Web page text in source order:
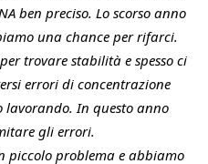
ben preciso. Lo scorso anno
una chance per rifarci.
trovare stabilità e spesso ci
errori di concentrazione
lavorando. In questo anno
gli errori.
piccolo problema e abbiamo